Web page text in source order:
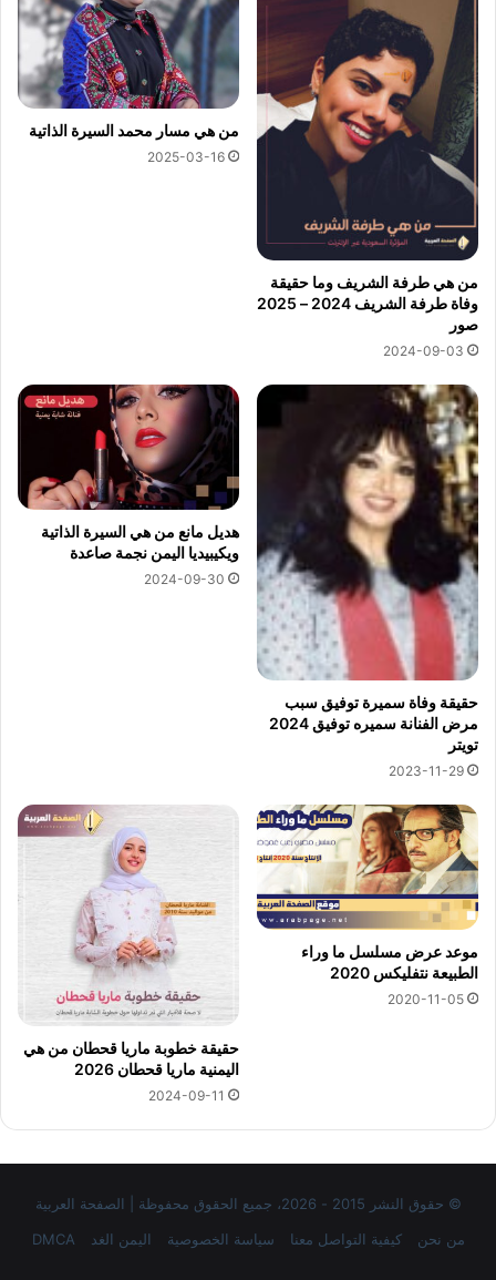
من هي طرفة الشريف وما حقيقة
وفاة طرفة الشريف 2024 – 2025
صور
2024-09-03
من هي مسار محمد السيرة الذاتية
2025-03-16
حقيقة وفاة سميرة توفيق سبب
مرض الفنانة سميره توفيق 2024
تويتر
2023-11-29
هديل مانع من هي السيرة الذاتية
ويكيبيديا اليمن نجمة صاعدة
2024-09-30
موعد عرض مسلسل ما وراء
الطبيعة نتفليكس 2020
2020-11-05
حقيقة خطوبة ماريا قحطان من هي
اليمنية ماريا قحطان 2026
2024-09-11
© حقوق النشر 2015 - 2026، جميع الحقوق محفوظة | الصفحة العربية
من نحن
كيفية التواصل معنا سياسة الخصوصية اليمن الغد DMCA